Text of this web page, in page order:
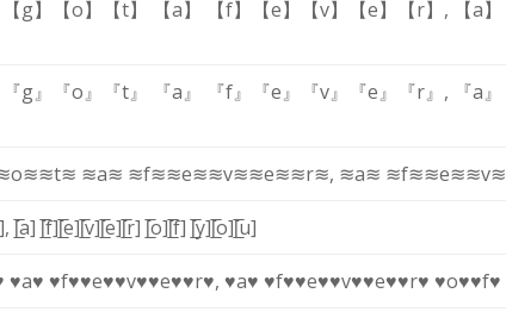
【g】 【o】 【t】 【a】 【f】 【e】 【v】 【e】 【r】 , 【a】
『g』 『o』 『t』 『a』 『f』 『e』 『v』 『e』 『r』 , 『a』
≋t≋ ≋a≋ ≋f≋≋e≋≋v≋≋e≋≋r≋, ≋a≋ ≋f≋≋e≋≋v≋
, [̲̅a] [̲̅f][̲̅e][̲̅v][̲̅e][̲̅r] [̲̅o][̲̅f] [̲̅y][̲̅o][̲̅u]
♥a♥ ♥f♥♥e♥♥v♥♥e♥♥r♥, ♥a♥ ♥f♥♥e♥♥v♥♥e♥♥r♥ ♥o♥♥f♥